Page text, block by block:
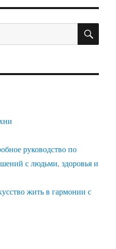
руководство по
с людьми, здоровья и
жить в гармонии с